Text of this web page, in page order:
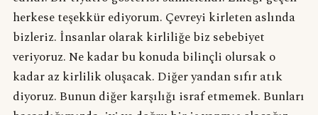
herkese teşekkür ediyorum. Çevreyi kirleten aslında
bizleriz. İnsanlar olarak kirliliğe biz sebebiyet
veriyoruz. Ne kadar bu konuda bilinçli olursak o
kadar az kirlilik oluşacak. Diğer yandan sıfır atık
diyoruz. Bunun diğer karşılığı israf etmemek. Bunları